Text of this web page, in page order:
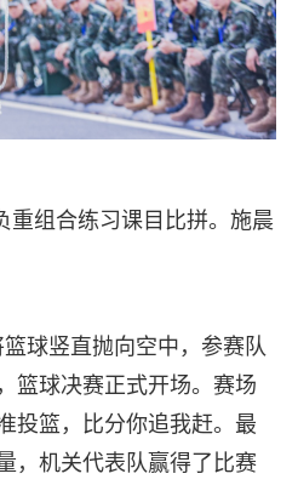
重组合练习课目比拼。施晨
球竖直抛向空中，参赛队
篮球决赛正式开场。赛场
投篮，比分你追我赶。最
，机关代表队赢得了比赛